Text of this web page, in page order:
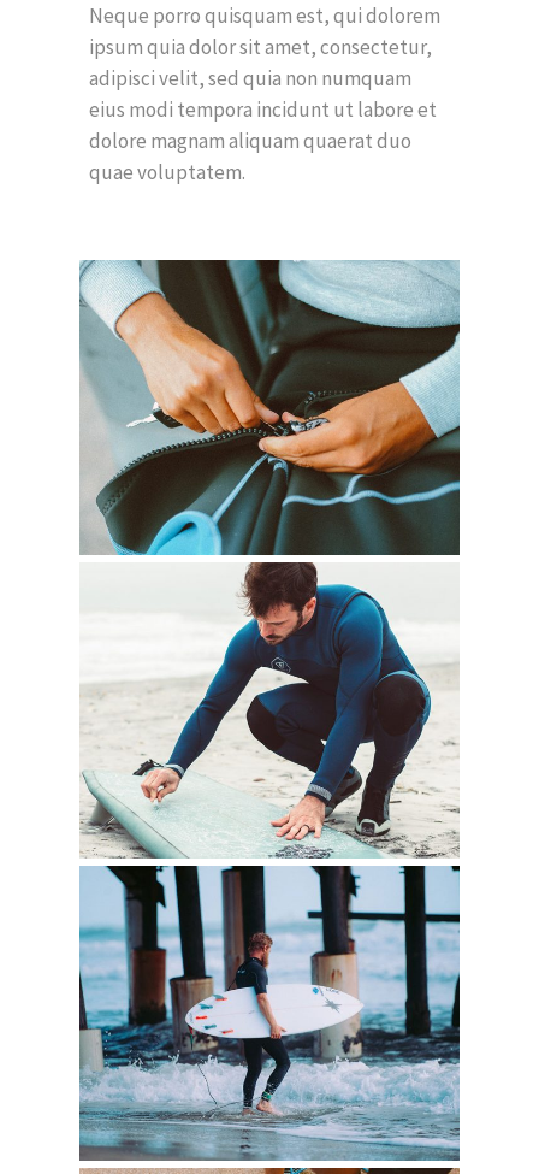
Neque porro quisquam est, qui dolorem
ipsum quia dolor sit amet, consectetur,
adipisci velit, sed quia non numquam
eius modi tempora incidunt ut labore et
dolore magnam aliquam quaerat duo
quae voluptatem.